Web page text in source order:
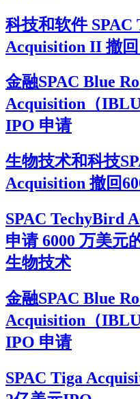
科技和软件 SPAC
Acquisition II 撤
金融SPAC Blue
Acquisition（
IPO 申请
生物技术和科技
Acquisition 撤回
SPAC TechyBird
申请 6000 万美元
生物技术
金融SPAC Blue
Acquisition（
IPO 申请
SPAC Tiga